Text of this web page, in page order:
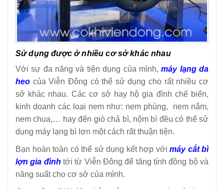
Sử dụng được ở nhiều cơ sở khác nhau
Với sự đa năng và tiện dụng của mình,máy lạng da
heo của Viễn Đông có thể sử dụng cho rất nhiều cơ
sở khác nhau. Các cơ sở hay hộ gia đình chế biến,
kinh doanh các loại nem như: nem phùng, nem nắm,
nem chua,… hay đến giò chả bì, nộm bì đều có thể sử
dụng máy lạng bì lợn một cách rất thuận tiện.
Bạn hoàn toàn có thể sử dụng kết hợp với máy cắt bì
lợn gia đình tới từ Viễn Đông để tăng tính đồng bộ và
năng suất cho cơ sở của mình.